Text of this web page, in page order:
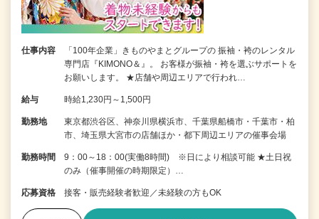
仕事内容
「100年企業」きものやまとグループの 振袖・袴のレンタル
専門店『KIMONO＆』。 お客様が振袖・袴を選ぶサポートを
お願いします。 ★店舗や周辺エリアで行われ…
給与 時給1,230円～1,500円
勤務地
東京都渋谷区、神奈川県横浜市、千葉県船橋市・千葉市・柏
市、埼玉県大宮市の店舗ほか・都下周辺エリアの催事会場
勤務時間
9：00～18：00(実働8時間) ※日により相談可能 ★土日祝
のみ（催事開催の時期限定）…
応募資格 接客・販売経験者歓迎／未経験の方もOK